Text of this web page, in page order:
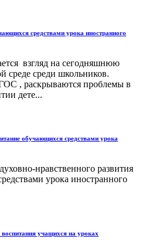
средствами урока иностранного
взгляд на сегодняшнюю
среде среди школьников.
, раскрываются проблемы в
дете...
обучающихся средствами урока
нравственного развития
урока иностранного
учащихся на уроках